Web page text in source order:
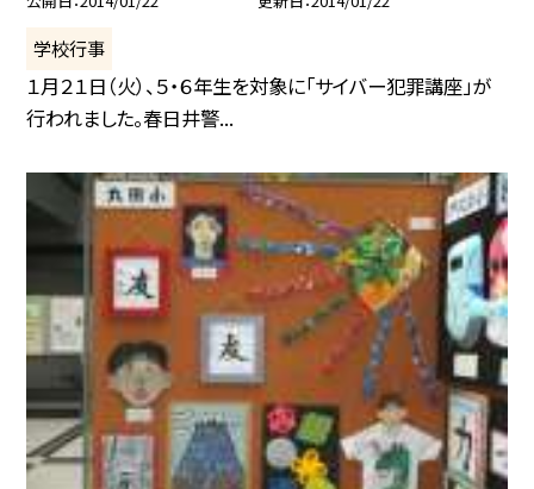
学校行事
１月２１日（火）、５・６年生を対象に「サイバー犯罪講座」が
行われました。春日井警...